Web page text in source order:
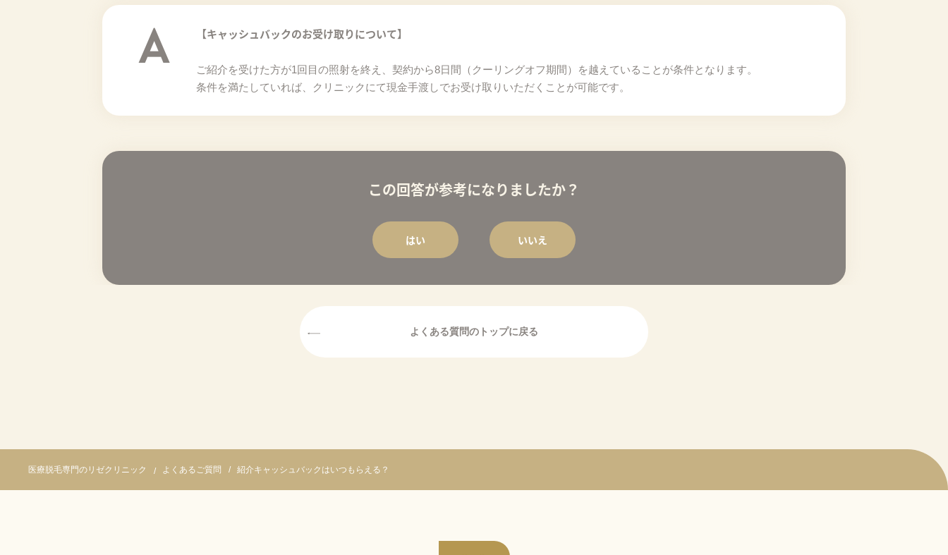
A 【キャッシュバックのお受け取りについて】
ご紹介を受けた方が1回目の照射を終え、契約から8日間（クーリングオフ期間）を越えていることが条件となります。
条件を満たしていれば、クリニックにて現金手渡しでお受け取りいただくことが可能です。
この回答が参考になりましたか？
はい いいえ
よくあるご質問 紹介キャッシュバックはいつもらえる？